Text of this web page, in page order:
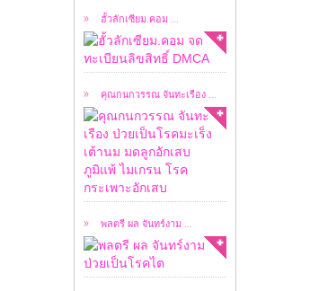
ฮั้วลักเซียม.คอม ...
คุณกนกวรรณ จันทะเรือง ...
เคสผู้ป่วยวันนี้ ผมขอ
อนุญาตให้ชมคลิปการ
สัมภาษณ์ ...
พลตรี ผล จันทร์งาม ...
เคสผู้ป่วยวันนี้ ผมขอ
อนุญาตให้ชมคลิปการ
สัมภาษณ์ ...
เคล็ดลับในการดื่มยา
น้ำสมุนไพร ฮั้วลักเซียม